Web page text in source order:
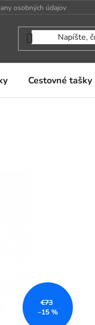
osobných údajov
Cestovné tašky
€73
–15 %